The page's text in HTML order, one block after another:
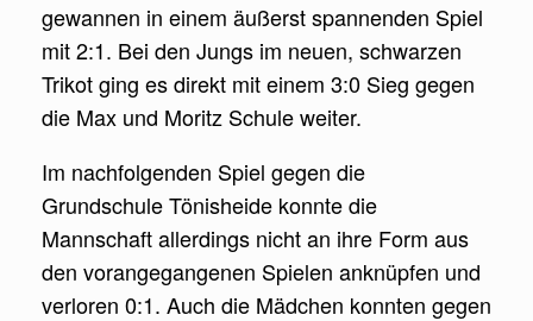
gewannen in einem äußerst spannenden Spiel
mit 2:1. Bei den Jungs im neuen, schwarzen
Trikot ging es direkt mit einem 3:0 Sieg gegen
die Max und Moritz Schule weiter.
Im nachfolgenden Spiel gegen die
Grundschule Tönisheide konnte die
Mannschaft allerdings nicht an ihre Form aus
den vorangegangenen Spielen anknüpfen und
verloren 0:1. Auch die Mädchen konnten gegen